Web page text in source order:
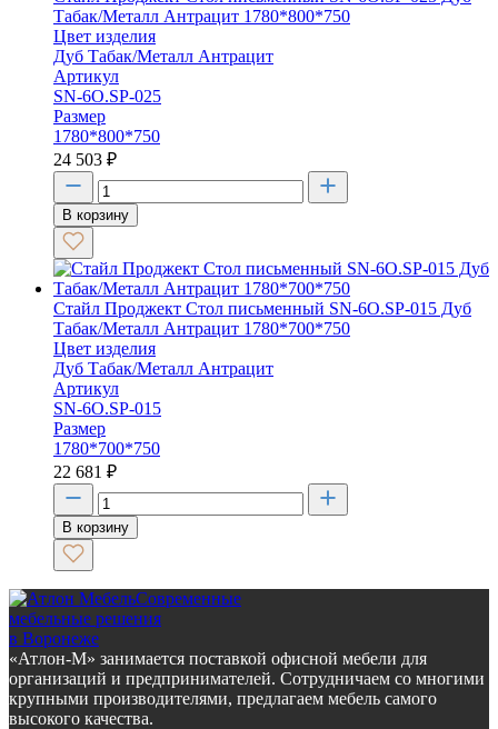
Табак/Металл Антрацит 1780*800*750
Цвет изделия
Дуб Табак/Металл Антрацит
Артикул
SN-6O.SP-025
Размер
1780*800*750
24 503 ₽
В корзину
Стайл Проджект Стол письменный SN-6O.SP-015 Дуб
Табак/Металл Антрацит 1780*700*750
Цвет изделия
Дуб Табак/Металл Антрацит
Артикул
SN-6O.SP-015
Размер
1780*700*750
22 681 ₽
В корзину
Современные
мебельные решения
в Воронеже
«Атлон-М» занимается поставкой офисной мебели для
организаций и предпринимателей. Сотрудничаем со многими
крупными производителями, предлагаем мебель самого
высокого качества.